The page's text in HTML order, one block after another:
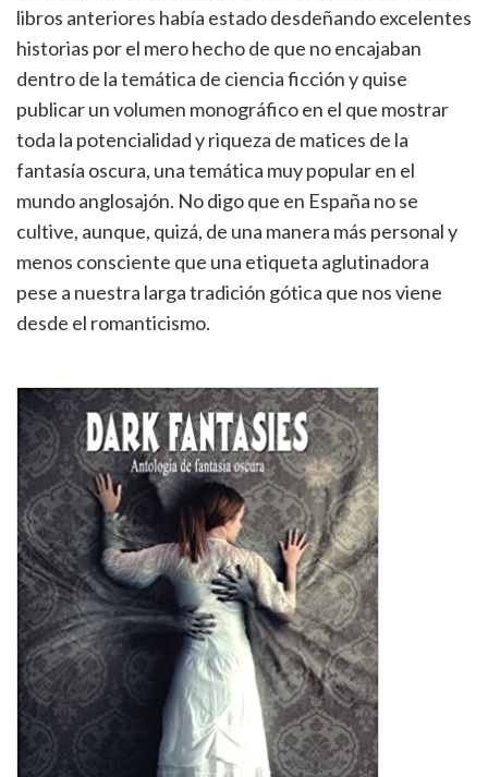
libros anteriores había estado desdeñando excelentes
historias por el mero hecho de que no encajaban
dentro de la temática de ciencia ficción y quise
publicar un volumen monográfico en el que mostrar
toda la potencialidad y riqueza de matices de la
fantasía oscura, una temática muy popular en el
mundo anglosajón. No digo que en España no se
cultive, aunque, quizá, de una manera más personal y
menos consciente que una etiqueta aglutinadora
pese a nuestra larga tradición gótica que nos viene
desde el romanticismo.